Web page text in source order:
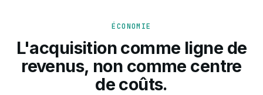
ÉCONOMIE
L'acquisition comme ligne de
revenus, non comme centre
de coûts.